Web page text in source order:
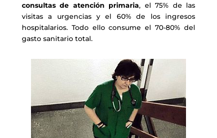
consultas de atención primaria, el 75% de las
visitas a urgencias y el 60% de los ingresos
hospitalarios. Todo ello consume el 70-80% del
gasto sanitario total.